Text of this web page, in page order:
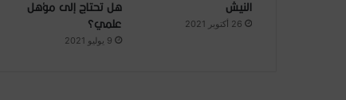
النيش
26 أكتوبر 2021
هل تحتاج إلى مؤهل
علمي؟
9 يوليو 2021